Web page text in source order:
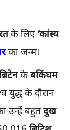
के लिए‘कांस्य
का जन्म।
ब्रिटेनकेबकिंघम
युद्ध के दौरान
उन्हें बहुतदुख